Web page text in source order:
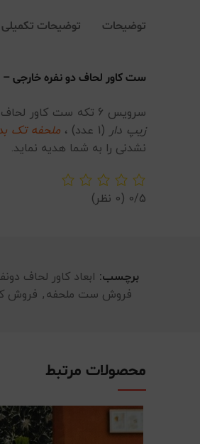
توضیحات توضیحات تکمیلی
ست کاور لحاف دو نفره خارجی
سرویس 6 تکه ست کاور لحاف دو نفره خارجی – شطرنجی با تراکم بافت 144 تقاطع تار و پود در هر اینچ که باعث بالا رفتن کیفیت آن شده است. این محصول شامل :
زیپ دار (1 عدد) ، ملحفه تک
نشدنی را به شما هدیه نماید.
0/5 (0 نظر)
برچسب: ابعاد کاور لحاف
فروش ست ملحفه, فروش
محصولات مرتبط